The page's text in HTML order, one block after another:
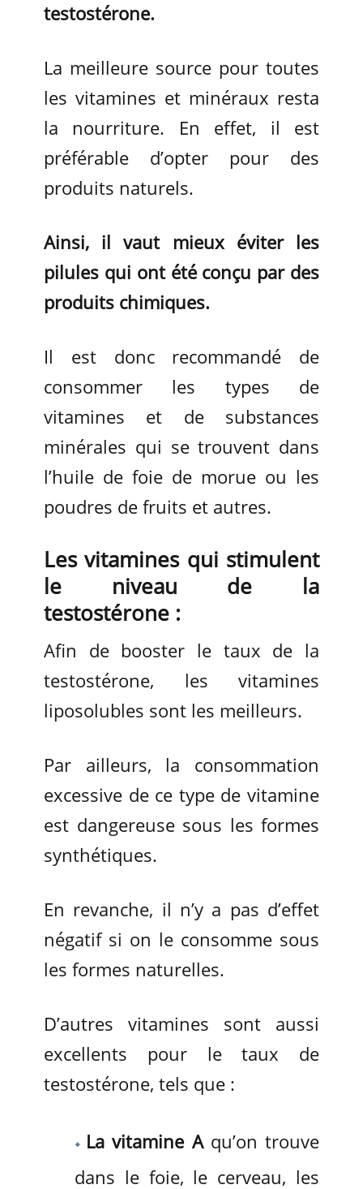
testostérone.
La meilleure source pour toutes
les vitamines et minéraux resta
la nourriture. En effet, il est
préférable d’opter pour des
produits naturels.
Ainsi, il vaut mieux éviter les
pilules qui ont été conçu par des
produits chimiques.
Il est donc recommandé de
consommer les types de
vitamines et de substances
minérales qui se trouvent dans
l’huile de foie de morue ou les
poudres de fruits et autres.
Les vitamines qui stimulent
le niveau de la
testostérone :
Afin de booster le taux de la
testostérone, les vitamines
liposolubles sont les meilleurs.
Par ailleurs, la consommation
excessive de ce type de vitamine
est dangereuse sous les formes
synthétiques.
En revanche, il n’y a pas d’effet
négatif si on le consomme sous
les formes naturelles.
D’autres vitamines sont aussi
excellents pour le taux de
testostérone, tels que :
La vitamine Aqu’on trouve
dans le foie, le cerveau, les